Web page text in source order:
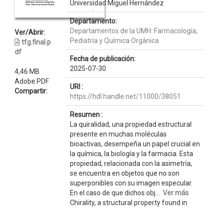
Ver/Abrir:
tfg.final.p
df
4,46 MB
Adobe PDF
Compartir:
Universidad Miguel Hernández
Departamento:
Departamentos de la UMH::Farmacología,
Pediatría y Química Orgánica
Fecha de publicación:
2025-07-30
URI :
https://hdl.handle.net/11000/38051
Resumen :
La quiralidad, una propiedad estructural
presente en muchas moléculas
bioactivas, desempeña un papel crucial en
la química, la biología y la farmacia. Esta
propiedad, relacionada con la asimetría,
se encuentra en objetos que no son
superponibles con su imagen especular.
En el caso de que dichos obj... Ver más
Chirality, a structural property found in